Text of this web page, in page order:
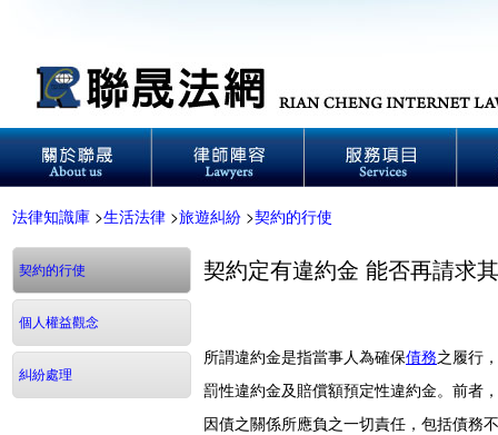
法律知識庫 >生活法律 >旅遊糾紛 >契約的行使
契約的行使
個人權益觀念
糾紛處理
契約定有違約金 能否再請求
所謂違約金是指當事人為確保債務之履行
罰性違約金及賠償額預定性違約金。前者
因債之關係所應負之一切責任，包括債務